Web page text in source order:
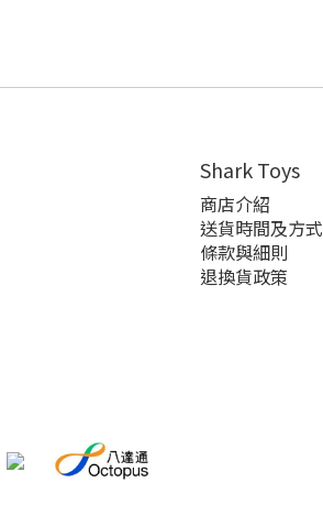
Shark Toys
商店介紹
送貨時間及方式
條款與細則
退換貨政策